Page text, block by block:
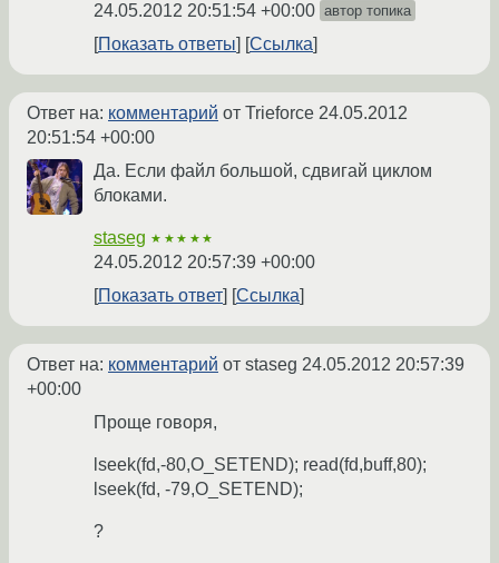
24.05.2012 20:51:54 +00:00 автор топика
Показать ответы Ссылка
Ответ на: комментарий от Trieforce 24.05.2012
20:51:54 +00:00
Да. Если файл большой, сдвигай циклом
блоками.
staseg ★★★★★
24.05.2012 20:57:39 +00:00
Показать ответ
Ссылка
Ответ на: комментарий от staseg 24.05.2012 20:57:39
+00:00
Проще говоря,
lseek(fd,-80,O_SETEND); read(fd,buff,80);
lseek(fd, -79,O_SETEND);
?